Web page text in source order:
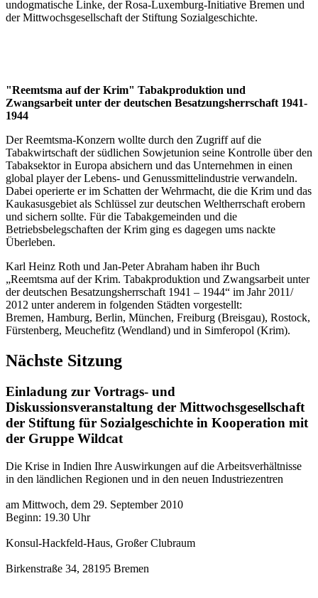
undogmatische Linke, der Rosa-Luxemburg-Initiative Bremen und
der Mittwochsgesellschaft der Stiftung Sozialgeschichte.
"Reemtsma auf der Krim" Tabakproduktion und
Zwangsarbeit unter der deutschen Besatzungsherrschaft 1941-
1944
Der Reemtsma-Konzern wollte durch den Zugriff auf die
Tabakwirtschaft der südlichen Sowjetunion seine Kontrolle über den
Tabaksektor in Europa absichern und das Unternehmen in einen
global player der Lebens- und Genussmittelindustrie verwandeln.
Dabei operierte er im Schatten der Wehrmacht, die die Krim und das
Kaukasusgebiet als Schlüssel zur deutschen Weltherrschaft erobern
und sichern sollte. Für die Tabakgemeinden und die
Betriebsbelegschaften der Krim ging es dagegen ums nackte
Überleben.
Karl Heinz Roth und Jan-Peter Abraham haben ihr Buch
„Reemtsma auf der Krim. Tabakproduktion und Zwangsarbeit unter
der deutschen Besatzungsherrschaft 1941 – 1944“ im Jahr 2011/
2012 unter anderem in folgenden Städten vorgestellt:
Bremen, Hamburg, Berlin, München, Freiburg (Breisgau), Rostock,
Fürstenberg, Meuchefitz (Wendland) und in Simferopol (Krim).
Nächste Sitzung
Einladung zur Vortrags- und
Diskussionsveranstaltung der Mittwochsgesellschaft
der Stiftung für Sozialgeschichte in Kooperation mit
der Gruppe Wildcat
Die Krise in Indien Ihre Auswirkungen auf die Arbeitsverhältnisse
in den ländlichen Regionen und in den neuen Industriezentren
am Mittwoch, dem 29. September 2010
Beginn: 19.30 Uhr
Konsul-Hackfeld-Haus, Großer Clubraum
Birkenstraße 34, 28195 Bremen